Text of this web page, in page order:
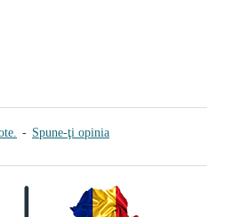
- Spune-ţi opinia